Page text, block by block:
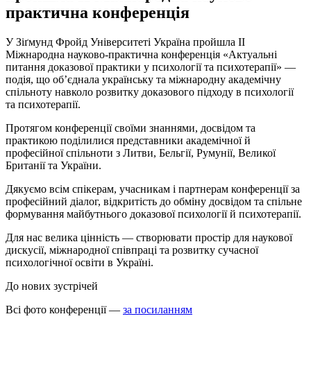
практична конференція
У Зіґмунд Фройд Університеті Україна пройшла ІІ
Міжнародна науково-практична конференція «Актуальні
питання доказової практики у психології та психотерапії» —
подія, що об’єднала українську та міжнародну академічну
спільноту навколо розвитку доказового підходу в психології
та психотерапії.
Протягом конференції своїми знаннями, досвідом та
практикою поділилися представники академічної й
професійної спільноти з Литви, Бельгії, Румунії, Великої
Британії та України.
Дякуємо всім спікерам, учасникам і партнерам конференції за
професійний діалог, відкритість до обміну досвідом та спільне
формування майбутнього доказової психології й психотерапії.
Для нас велика цінність — створювати простір для наукової
дискусії, міжнародної співпраці та розвитку сучасної
психологічної освіти в Україні.
До нових зустрічей
Всі фото конференції — за посиланням